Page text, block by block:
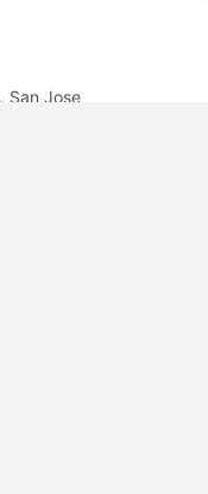
San Jose